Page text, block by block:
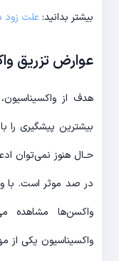
بیشتر بدانید:علت زود
عوارض تزریق
هدف از
بیشترین پیشگیری را
حـال هنوز نمی‌توان
در صد موثر است. با
واکسن‌ها مشاهده
واکسیناسیون یکی از